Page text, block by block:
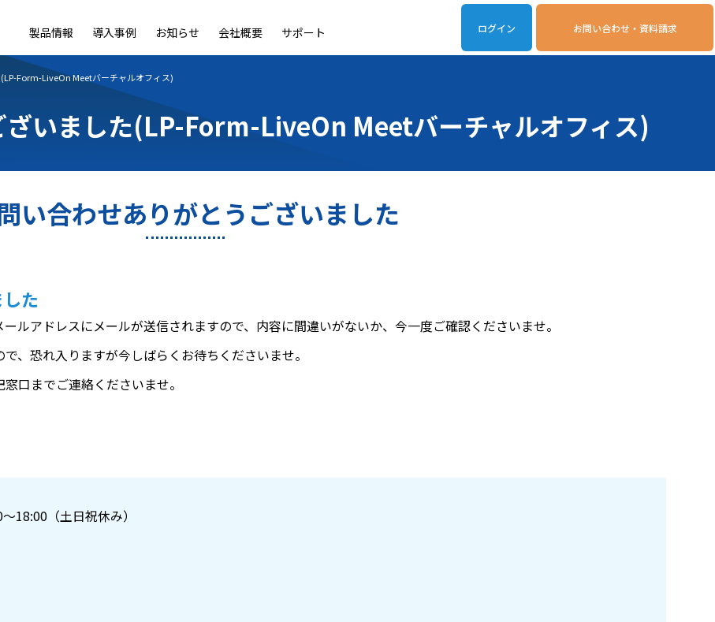
ログイン お問い合わせ・資料請求
製品情報
LiveOn Nano LiveOn Call LiveOn Chat
導入事例 お知らせ 会社概要 サポート
Form-LiveOn Meetバーチャルオフィス)
ざいました(LP-Form-LiveOn Meetバーチャルオフィス)
い合わせありがとうございました
た
ルアドレスにメールが送信されますので、内容に間違いがないか、今一度ご確認くださいませ。
、恐れ入りますが今しばらくお待ちくださいませ。
口までご連絡くださいませ。
18:00（土日祝休み）